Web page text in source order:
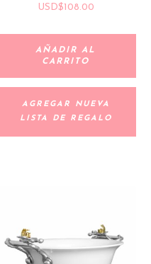
USD$108.00
AÑADIR AL
CARRITO
AGREGAR NUEVA
LISTA DE REGALO